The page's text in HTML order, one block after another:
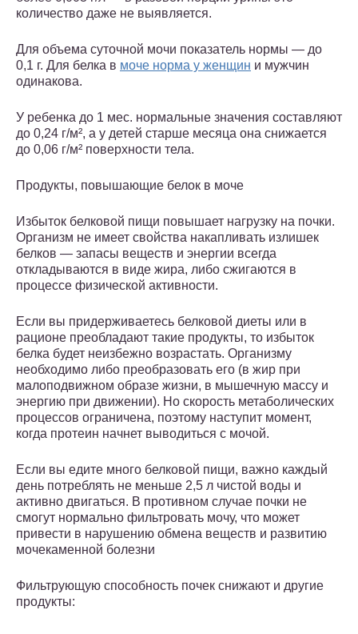
количество даже не выявляется.
Для объема суточной мочи показатель нормы — до
0,1 г. Для белка в моче норма у женщин и мужчин
одинакова.
У ребенка до 1 мес. нормальные значения составляют
до 0,24 г/м², а у детей старше месяца она снижается
до 0,06 г/м² поверхности тела.
Продукты, повышающие белок в моче
Избыток белковой пищи повышает нагрузку на почки.
Организм не имеет свойства накапливать излишек
белков — запасы веществ и энергии всегда
откладываются в виде жира, либо сжигаются в
процессе физической активности.
Если вы придерживаетесь белковой диеты или в
рационе преобладают такие продукты, то избыток
белка будет неизбежно возрастать. Организму
необходимо либо преобразовать его (в жир при
малоподвижном образе жизни, в мышечную массу и
энергию при движении). Но скорость метаболических
процессов ограничена, поэтому наступит момент,
когда протеин начнет выводиться с мочой.
Если вы едите много белковой пищи, важно каждый
день потреблять не меньше 2,5 л чистой воды и
активно двигаться. В противном случае почки не
смогут нормально фильтровать мочу, что может
привести в нарушению обмена веществ и развитию
мочекаменной болезни
Фильтрующую способность почек снижают и другие
продукты: